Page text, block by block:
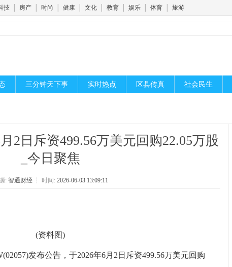
技 房产 时尚 健康 文化 教育 娱乐 体育 旅游
三分钟天下事 实时热点 区县传真 社会民生
2日斥资499.56万美元回购22.05万股
_今日聚焦
: 智通财经 ┆ 时间: 2026-06-03 13:09:11
(资料图)
发布公告，于2026年6月2日斥资499.56万美元回购